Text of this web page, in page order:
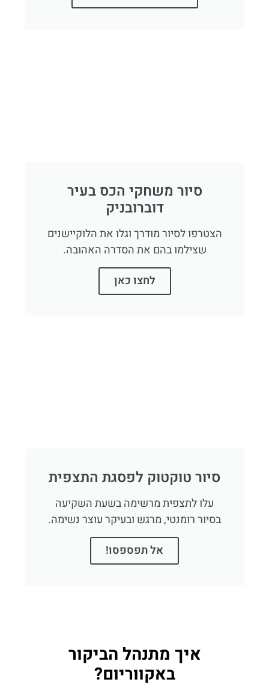
סיור משחקי הכס בעיר
דוברובניק
הצטרפו לסיור מודרך וגלו את הלוקיישנים
שצילמו בהם את הסדרה האהובה.
לחצו כאן
סיור טוקטוק לפסגת התצפית
עלו לתצפית מרשימה בשעת השקיעה
בסיור רומנטי, מרגש ובעיקר עוצר נשימה.
אל תפספסו!
איך מתנהל הביקור
באקווריום?